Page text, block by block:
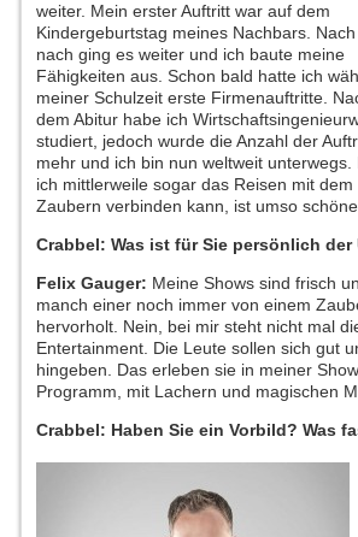
weiter. Mein erster Auftritt war auf dem
Kindergeburtstag meines Nachbars.
nach ging es weiter und ich baute meine
Fähigkeiten aus. Schon bald hatte ich
meiner Schulzeit erste Firmenauftritte.
dem Abitur habe ich
studiert, jedoch wurde die Anzahl der
mehr und ich bin nun weltweit unterwegs.
ich mittlerweile sogar das Reisen mit dem
Zaubern verbinden kann, ist umso
Crabbel: Was ist für Sie persönlich
Felix Gauger: Meine Shows sind frisch
manch einer noch immer von einem
hervorholt. Nein, bei mir steht nicht mal
Entertainment. Die Leute sollen sich gut
hingeben. Das erleben sie in meiner
Programm, mit Lachern und magischen
Crabbel: Haben Sie ein Vorbild? Was